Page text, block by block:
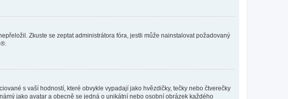
Zkuste se zeptat administrátora fóra, jestli může nainstalovat požadovaný
®.
s vaší hodností, které obvykle vypadají jako hvězdičky, tečky nebo čtverečky
jako avatar a obecně se jedná o unikátní nebo osobní obrázek každého